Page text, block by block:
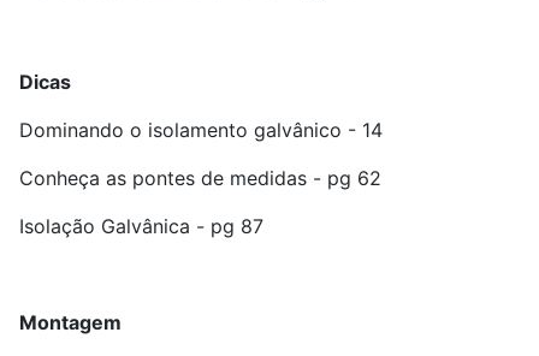
Dicas
Dominando o isolamento galvânico - 14
Conheça as pontes de medidas - pg 62
Isolação Galvânica - pg 87
Montagem